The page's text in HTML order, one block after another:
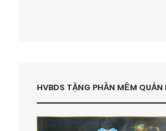
HVBDS TẶNG PHẦN MỀM QUẢN